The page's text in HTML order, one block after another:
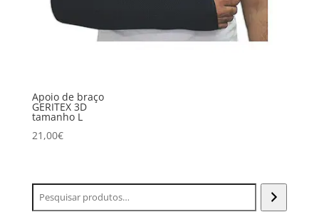
Apoio de braço
GERITEX 3D
tamanho L
21,00€